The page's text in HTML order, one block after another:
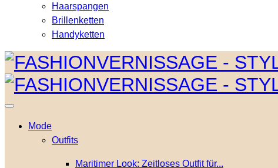
Haarspangen
Brillenketten
Handyketten
Mode
Outfits
Maritimer Look: Zeitloses Outfit für...